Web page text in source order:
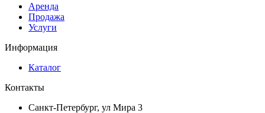
Аренда
Продажа
Услуги
Информация
Каталог
Контакты
Санкт-Петербург, ул Мира 3